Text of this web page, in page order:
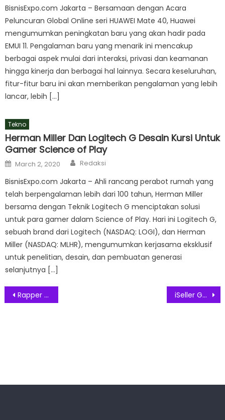
BisnisExpo.com Jakarta – Bersamaan dengan Acara
Peluncuran Global Online seri HUAWEI Mate 40, Huawei
mengumumkan peningkatan baru yang akan hadir pada
EMUI 11. Pengalaman baru yang menarik ini mencakup
berbagai aspek mulai dari interaksi, privasi dan keamanan
hingga kinerja dan berbagai hal lainnya. Secara keseluruhan,
fitur-fitur baru ini akan memberikan pengalaman yang lebih
lancar, lebih […]
Tekno
Herman Miller Dan Logitech G Desain Kursi Untuk
Gamer Science of Play
Posted
on
March 2, 2020 Author
Redaksi
BisnisExpo.com Jakarta – Ahli rancang perabot rumah yang
telah berpengalaman lebih dari 100 tahun, Herman Miller
bersama dengan Teknik Logitech G menciptakan solusi
untuk para gamer dalam Science of Play. Hari ini Logitech G,
sebuah brand dari Logitech (NASDAQ: LOGI), dan Herman
Miller (NASDAQ: MLHR), mengumumkan kerjasama eksklusif
untuk penelitian, desain, dan pembuatan generasi
selanjutnya […]
Post
Rapper Pendatang Baru ‘Slippydoor’ Gandeng Pluus Record Dengan Single Perdananya ‘DeathBed’ iSeller Gandeng ASRI Permudah Transaksi Dengan Layanan Digital